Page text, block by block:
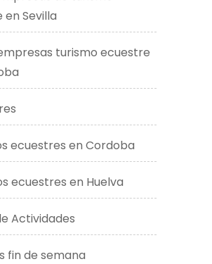
Sevilla
turismo ecuestre
ecuestres en Cordoba
ecuestres en Huelva
Actividades
fin de semana